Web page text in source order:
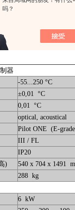
吗？
速可调
Ethernet, RS232
作时间和使用成本
用于过程工业和 & 工
器
-55...250 °C
±0,01 °C
0,01 °C
optical, acoustical
Pilot ONE (E-
III / FL
IP20
)
540 x 704 x 1491
288 kg
6 kW